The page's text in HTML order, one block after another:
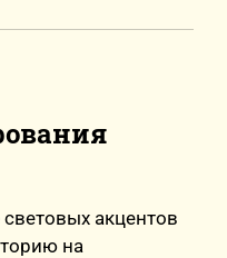
акцентов
на